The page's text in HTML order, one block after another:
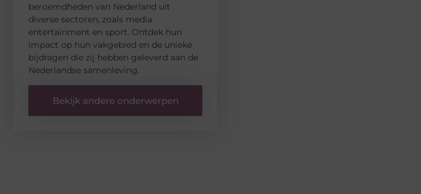
beroemdheden van Nederland uit
diverse sectoren, zoals media
entertainment en sport. Ontdek hun
impact op hun vakgebied en de unieke
bijdragen die zij hebben geleverd aan de
Nederlandse samenleving.
Bekijk andere onderwerpen